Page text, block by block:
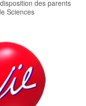
des parents
Sciences